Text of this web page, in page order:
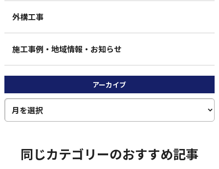
外構工事
施工事例・地域情報・お知らせ
アーカイブ
同じカテゴリーのおすすめ記事